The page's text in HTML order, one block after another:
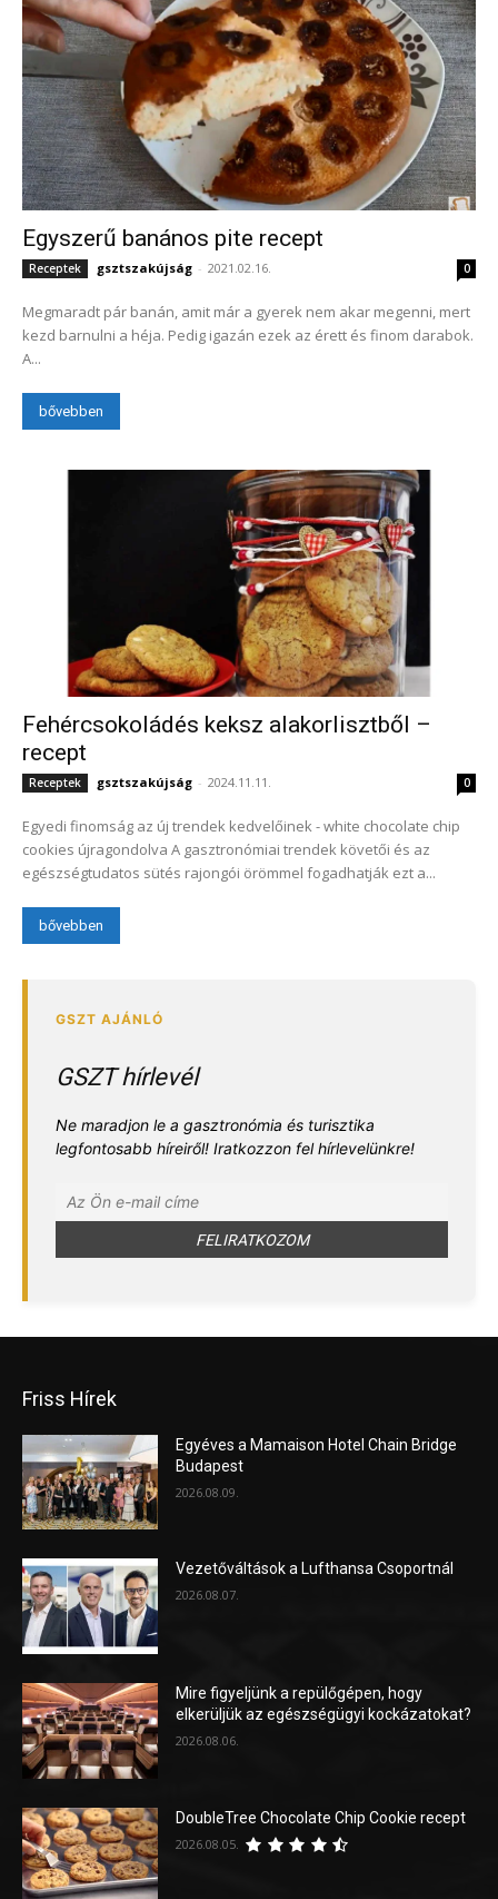
Egyszerű banános pite recept
Receptek gsztszakújság - 2021.02.16. 0
Megmaradt pár banán, amit már a gyerek nem akar megenni, mert
kezd barnulni a héja. Pedig igazán ezek az érett és finom darabok.
A...
bővebben
Fehércsokoládés keksz alakorlisztből –
recept
Receptek gsztszakújság - 2024.11.11. 0
Egyedi finomság az új trendek kedvelőinek - white chocolate chip
cookies újragondolva A gasztronómiai trendek követői és az
egészségtudatos sütés rajongói örömmel fogadhatják ezt a...
bővebben
GSZT hírlevél
Ne maradjon le a gasztronómia és turisztika
legfontosabb híreiről! Iratkozzon fel hírlevelünkre!
Friss Hírek
Egyéves a Mamaison Hotel Chain Bridge
Budapest
2026.08.09.
Vezetőváltások a Lufthansa Csoportnál
2026.08.07.
Mire figyeljünk a repülőgépen, hogy
elkerüljük az egészségügyi kockázatokat?
2026.08.06.
DoubleTree Chocolate Chip Cookie recept
2026.08.05.